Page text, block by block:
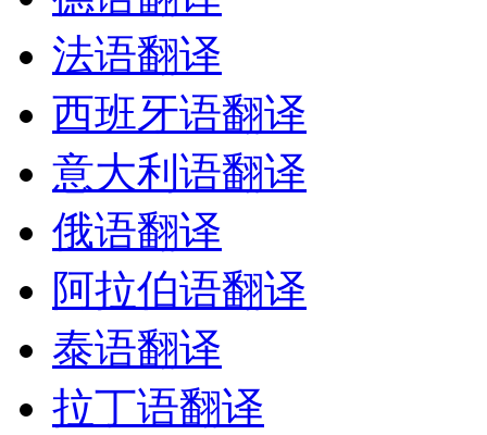
法语翻译
西班牙语翻译
意大利语翻译
俄语翻译
阿拉伯语翻译
泰语翻译
拉丁语翻译